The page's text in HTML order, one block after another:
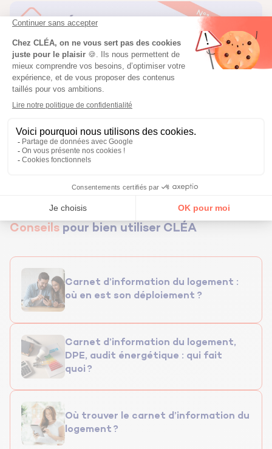
Conseils pour bien utiliser CLÉA
Carnet d’information du logement :
où en est son déploiement ?
Carnet d’information du logement,
DPE, audit énergétique : qui fait
quoi ?
Où trouver le carnet d’information du
logement ?